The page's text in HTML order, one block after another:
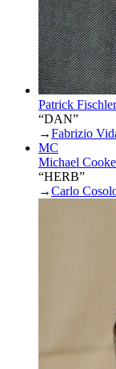
Patrick Fischler
“DAN”
→Fabrizio
MC
Michael Cooke
“HERB”
→Carlo